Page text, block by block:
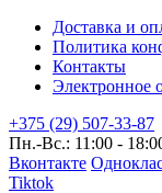
Доставка и
Политика
Контакты
Электронное
+375 (29) 507-33-87
Пн.-Вс.: 11:00 -
Вконтакте
Tiktok